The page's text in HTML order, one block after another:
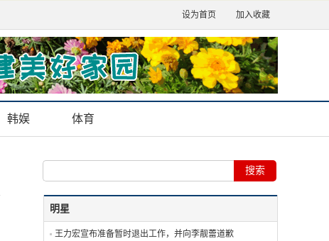
设为首页 加入收藏
韩娱 体育
明星
王力宏宣布准备暂时退出工作，并向李靓蕾道歉